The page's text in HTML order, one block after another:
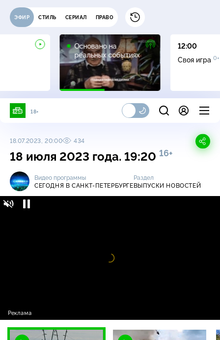
ЭФИР СТИЛЬ СЕРИАЛ ПРАВО
Основано на
реальных событиях
16+
12:00
Своя игра 0+
18+
18.07.2023, 20:00 434
18 июля 2023 года. 19:20 16+
Видео программы
СЕГОДНЯ В САНКТ-ПЕТЕРБУРГЕ
Раздел
ВЫПУСКИ НОВОСТЕЙ
Видео
проигрыватель